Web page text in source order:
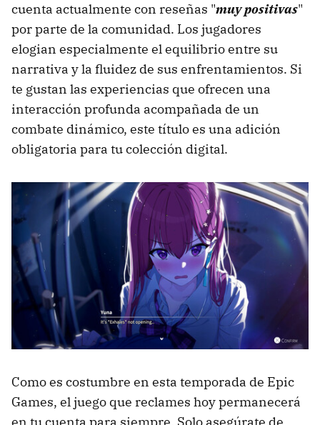
cuenta actualmente con reseñas "muy positivas"
por parte de la comunidad. Los jugadores
elogian especialmente el equilibrio entre su
narrativa y la fluidez de sus enfrentamientos. Si
te gustan las experiencias que ofrecen una
interacción profunda acompañada de un
combate dinámico, este título es una adición
obligatoria para tu colección digital.
Como es costumbre en esta temporada de Epic
Games, el juego que reclames hoy permanecerá